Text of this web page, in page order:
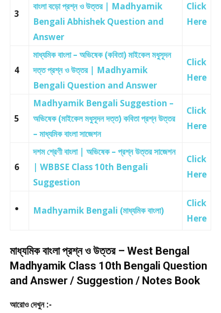
3
বাংলা বড়ো প্রশ্ন ও উত্তর | Madhyamik
Bengali Abhishek Question and
Answer
Click
Here
4
মাধ্যমিক বাংলা – অভিষেক (কবিতা) মাইকেল মধুসূদন
দত্ত প্রশ্ন ও উত্তর | Madhyamik
Bengali Question and Answer
Click
Here
5
Madhyamik Bengali Suggestion –
অভিষেক (মাইকেল মধুসূদন দত্ত) কবিতা প্রশ্ন উত্তর
– মাধ্যমিক বাংলা সাজেশন
Click
Here
6
দশম শ্রেণী বাংলা | অভিষেক – প্রশ্ন উত্তর সাজেশন
| WBBSE Class 10th Bengali
Suggestion
Click
Here
Madhyamik Bengali (মাধ্যমিক বাংলা)
Click
Here
মাধ্যমিক বাংলা প্রশ্ন ও উত্তর – West Bengal
Madhyamik Class 10th Bengali Question
and Answer / Suggestion / Notes Book
আরোও দেখুন :-